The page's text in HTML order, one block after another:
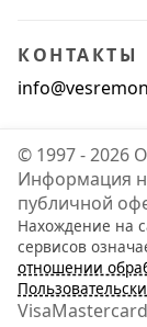
Всё для сада
Уход за
КОНТАКТЫ
© 1997 - 2026
Информация
публичной
Нахождение на
сервисов
отношении
VisaMastercard